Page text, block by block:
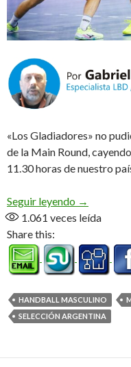
«Los Gladiadores» no
de la Main Round,
11.30 horas de nuestro
Seguir leyendo Derrota
→
1.061 veces leída
Share this:
HANDBALL MASCULINO
SELECCIÓN ARGENTINA